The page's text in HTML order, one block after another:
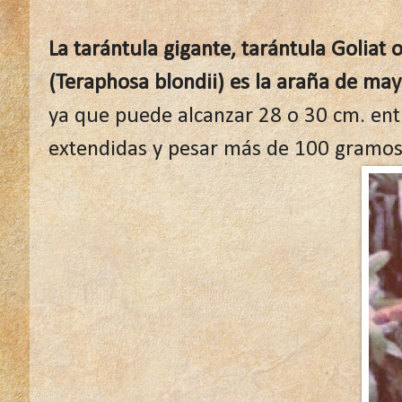
La tarántula gigante, tarántula Goliat
(Teraphosa blondii) es la araña de
ya que puede alcanzar 28 o 30 cm.
extendidas y pesar más de 100